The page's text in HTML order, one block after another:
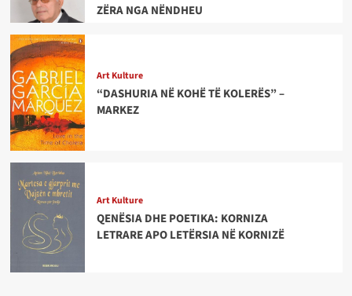
ZËRA NGA NËNDHEU
Art Kulture
“DASHURIA NË KOHË TË KOLERËS” –
MARKEZ
Art Kulture
QENËSIA DHE POETIKA: KORNIZA
LETRARE APO LETËRSIA NË KORNIZË